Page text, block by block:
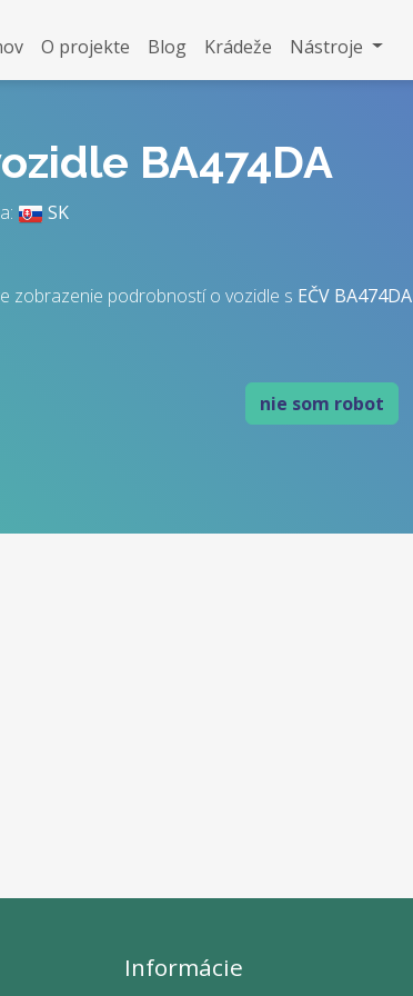
O projekte Blog Krádeže Nástroje
BA474DA
SK
zobrazenie podrobností o vozidle s EČV BA474DA
nie som robot
Informácie